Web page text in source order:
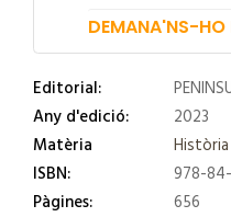
DEMANA'NS-HO
Editorial:
Any d'edició:
2023
Matèria
Història
ISBN:
978-
Pàgines:
656